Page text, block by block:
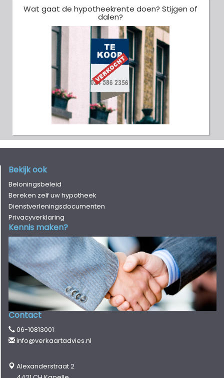
Wat gaat de hypotheekrente doen? Stijgen of
dalen?
Bekijk ook
Beloningsbeleid
Bereken zelf uw hypotheek
Dienstverleningsdocumenten
Privacyverklaring
Kennis maken?
Contact
06-10813001
info@verkaartadvies.nl
Alexanderstraat 2